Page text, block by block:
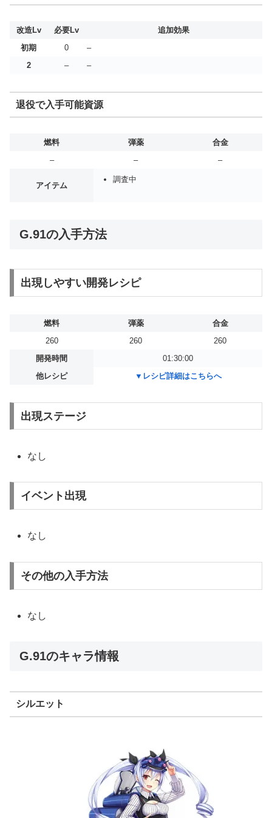
改造Lv 必要Lv
追加効果
初期
0
–
2
– –
退役で入手可能資源
燃料 弾薬
合金
–
– –
アイテム
調査中
G.91の入手方法
出現しやすい開発レシピ
燃料 弾薬
合金
260
260
260
開発時間
01:30:00
他レシピ
▼レシピ詳細はこちらへ
出現ステージ
なし
イベント出現
なし
その他の入手方法
なし
G.91のキャラ情報
シルエット